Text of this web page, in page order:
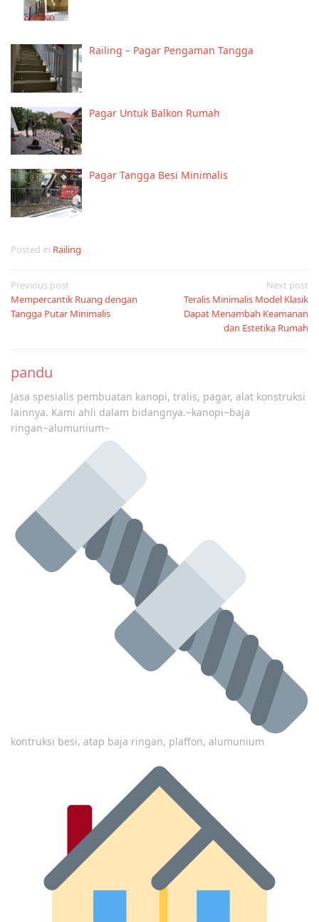
Railing – Pagar Pengaman Tangga
Pagar Untuk Balkon Rumah
Pagar Tangga Besi Minimalis
Posted in Railing
Post
navigation
Previous post
Mempercantik Ruang dengan
Tangga Putar Minimalis
Next post
Teralis Minimalis Model Klasik
Dapat Menambah Keamanan
dan Estetika Rumah
pandu
Jasa spesialis pembuatan kanopi, tralis, pagar, alat konstruksi
lainnya. Kami ahli dalam bidangnya.~kanopi~baja
ringan~alumunium~
kontruksi besi, atap baja ringan, plaffon, alumunium